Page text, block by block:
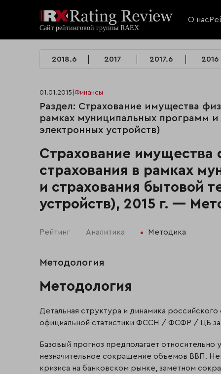
О нас
2018.6 2017 2017.6 2016
01.01.2015 Финансы
Раздел: Страхование имущества
рамках муниципальных программ и
электронных устройств)
Страхование имущества
страхования в рамках
и страхования бытовой
устройств), 2015 г. —
Рейтинг Аналитика Методика
Методология
Методология
Детальная структура и динамика
официальной статистики ФССН / ФСФР / ЦБ за
Базовый прогноз предполагает
незначительное сокращение объемов ВВП.
кризиса на банковском рынке, заметном